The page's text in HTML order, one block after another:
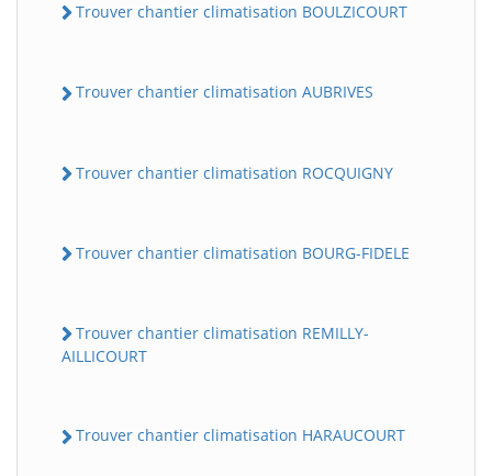
Trouver chantier climatisation BOULZICOURT
Trouver chantier climatisation AUBRIVES
Trouver chantier climatisation ROCQUIGNY
Trouver chantier climatisation BOURG-FIDELE
Trouver chantier climatisation REMILLY-
AILLICOURT
Trouver chantier climatisation HARAUCOURT